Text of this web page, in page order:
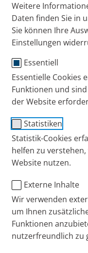
Weitere
Daten finden Sie in
Sie können Ihre
Einstellungen
Essentiell
Essentielle Cookies
Funktionen und
der Website
Statistiken
Statistik-Cookies
helfen zu
Website nutzen.
Externe Inhalte
Wir verwenden
um Ihnen
Funktionen
nutzerfreundlich zu
Probleme mit der
Pneumologen Prof.
Publiziert
Fr. 06. Mai 2022
Experten-Interviews